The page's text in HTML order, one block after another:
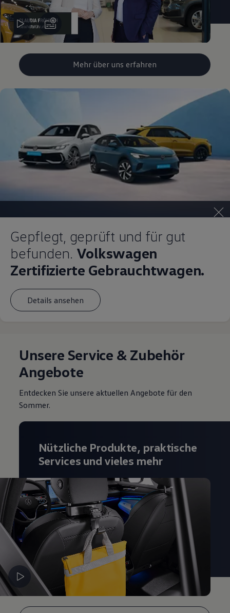
Mehr über uns erfahren
Gepflegt, geprüft und für gut
befunden. Volkswagen
Zertifizierte Gebrauchtwagen.
Details ansehen
Unsere Service & Zubehör
Angebote
Entdecken Sie unsere aktuellen Angebote für den
Sommer.
Nützliche Produkte, praktische
Services und vieles mehr